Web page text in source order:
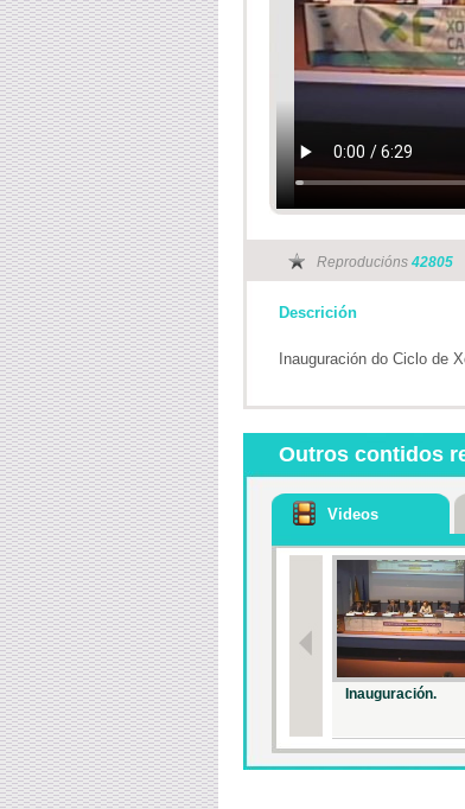
Reproducións 42805
Descrición
Inauguración do Ciclo de
Outros contidos
Videos
Inauguración.